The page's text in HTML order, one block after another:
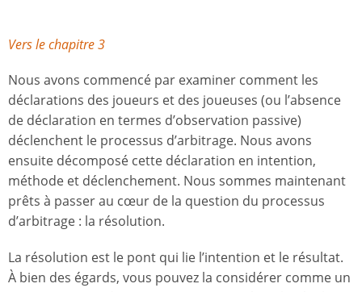
Vers le chapitre 3
Nous avons commencé par examiner comment les
déclarations des joueurs et des joueuses (ou l’absence
de déclaration en termes d’observation passive)
déclenchent le processus d’arbitrage. Nous avons
ensuite décomposé cette déclaration en intention,
méthode et déclenchement. Nous sommes maintenant
prêts à passer au cœur de la question du processus
d’arbitrage : la résolution.
La résolution est le pont qui lie l’intention et le résultat.
À bien des égards, vous pouvez la considérer comme un